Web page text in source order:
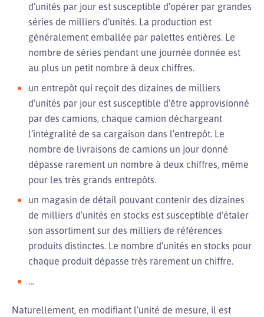
d’unités par jour est susceptible d’opérer par grandes
séries de milliers d’unités. La production est
généralement emballée par palettes entières. Le
nombre de séries pendant une journée donnée est
au plus un petit nombre à deux chiffres.
un entrepôt qui reçoit des dizaines de milliers
d’unités par jour est susceptible d’être approvisionné
par des camions, chaque camion déchargeant
l’intégralité de sa cargaison dans l’entrepôt. Le
nombre de livraisons de camions un jour donné
dépasse rarement un nombre à deux chiffres, même
pour les très grands entrepôts.
un magasin de détail pouvant contenir des dizaines
de milliers d’unités en stocks est susceptible d’étaler
son assortiment sur des milliers de références
produits distinctes. Le nombre d’unités en stocks pour
chaque produit dépasse très rarement un chiffre.
…
Naturellement, en modifiant l’unité de mesure, il est